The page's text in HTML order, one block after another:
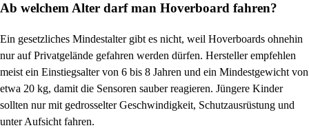
Ab welchem Alter darf man Hoverboard fahren?
Ein gesetzliches Mindestalter gibt es nicht, weil Hoverboards ohnehin
nur auf Privatgelände gefahren werden dürfen. Hersteller empfehlen
meist ein Einstiegsalter von 6 bis 8 Jahren und ein Mindestgewicht von
etwa 20 kg, damit die Sensoren sauber reagieren. Jüngere Kinder
sollten nur mit gedrosselter Geschwindigkeit, Schutzausrüstung und
unter Aufsicht fahren.